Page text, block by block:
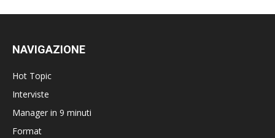
NAVIGAZIONE
Hot Topic
Interviste
Manager in 9 minuti
Format